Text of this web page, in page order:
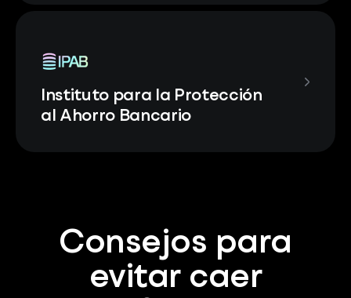
Instituto para la Protección
al Ahorro Bancario
Consejos para
evitar caer